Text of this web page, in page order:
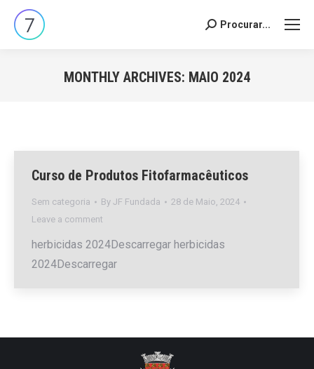
Search:Procurar...
MONTHLY ARCHIVES: MAIO 2024
Curso de Produtos Fitofarmacêuticos
Sem categoria By JF Fundada
28 de Maio, 2024
Leave a comment
herbicidas 2024Descarregar herbicidas
2024Descarregar